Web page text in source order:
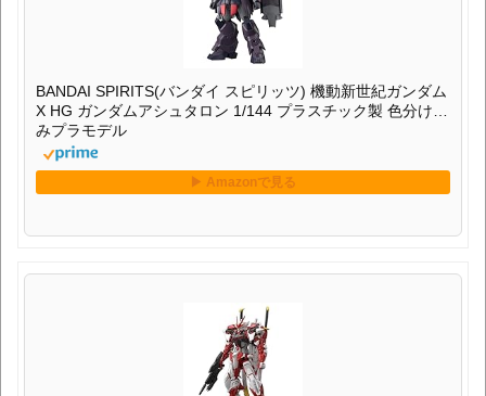
BANDAI SPIRITS(バンダイ スピリッツ) 機動新世紀ガンダム
X HG ガンダムアシュタロン 1/144 プラスチック製 色分け済
みプラモデル